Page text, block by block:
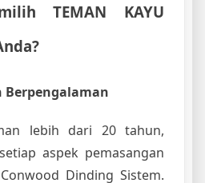
TEMAN KAYU
Berpengalaman
lebih dari 20 tahun,
aspek pemasangan
Dinding Sistem.